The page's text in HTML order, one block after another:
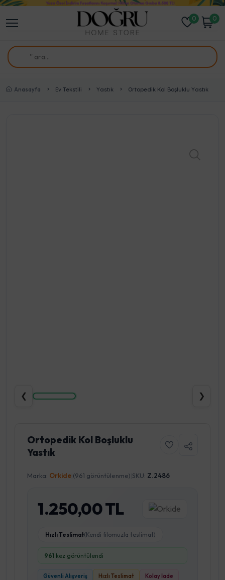
0 0
Anasayfa Ev Tekstili Yastık Ortopedik Kol Boşluklu Yastık
❮ ❯
Ortopedik Kol Boşluklu
Yastık
Marka: Orkide (961 görüntülenme) SKU: Z.2486
1.250,00 TL
Hızlı Teslimat(Kendi filomuzla teslimat)
961 kez görüntülendi
Güvenli Alışveriş Hızlı Teslimat Kolay İade